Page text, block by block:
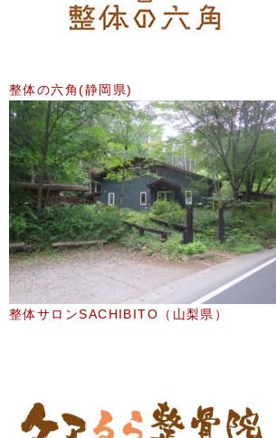
整体の六角(静岡県)
整体サロンSACHIBITO（山梨県）